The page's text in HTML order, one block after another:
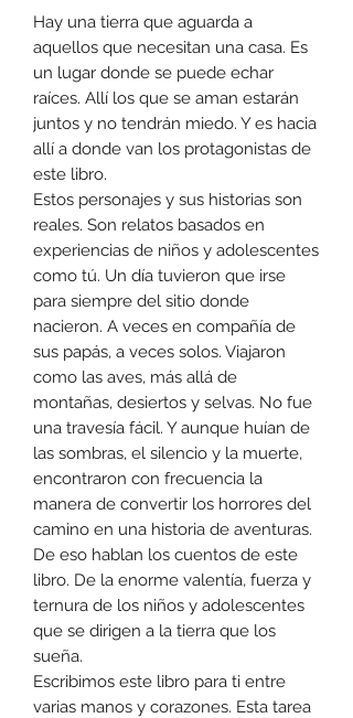
Hay una tierra que aguarda a
aquellos que necesitan una casa. Es
un lugar donde se puede echar
raíces. Allí los que se aman estarán
juntos y no tendrán miedo. Y es hacia
allí a donde van los protagonistas de
este libro.
Estos personajes y sus historias son
reales. Son relatos basados en
experiencias de niños y adolescentes
como tú. Un día tuvieron que irse
para siempre del sitio donde
nacieron. A veces en compañía de
sus papás, a veces solos. Viajaron
como las aves, más allá de
montañas, desiertos y selvas. No fue
una travesía fácil. Y aunque huían de
las sombras, el silencio y la muerte,
encontraron con frecuencia la
manera de convertir los horrores del
camino en una historia de aventuras.
De eso hablan los cuentos de este
libro. De la enorme valentía, fuerza y
ternura de los niños y adolescentes
que se dirigen a la tierra que los
sueña.
Escribimos este libro para ti entre
varias manos y corazones. Esta tarea